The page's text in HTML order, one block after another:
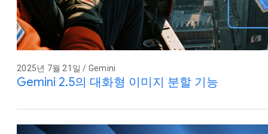
2025년 7월 21일 / Gemini
Gemini 2.5의 대화형 이미지 분할 기능